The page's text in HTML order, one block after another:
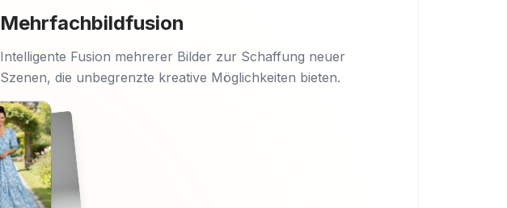
Mehrfachbildfusion
Intelligente Fusion mehrerer Bilder zur Schaffung neuer
Szenen, die unbegrenzte kreative Möglichkeiten bieten.